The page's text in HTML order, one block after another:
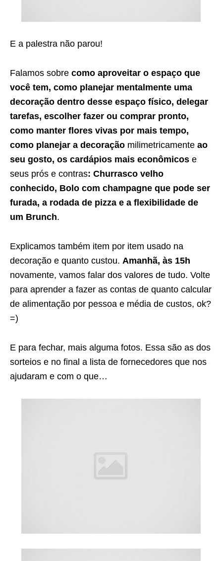
E a palestra não parou!
Falamos sobre como aproveitar o espaço que
você tem, como planejar mentalmente uma
decoração dentro desse espaço físico, delegar
tarefas, escolher fazer ou comprar pronto,
como manter flores vivas por mais tempo,
como planejar a decoração milimetricamente ao
seu gosto, os cardápios mais econômicos e
seus prós e contras: Churrasco velho
conhecido, Bolo com champagne que pode ser
furada, a rodada de pizza e a flexibilidade de
um Brunch.
Explicamos também item por item usado na
decoração e quanto custou. Amanhã, às 15h
novamente, vamos falar dos valores de tudo. Volte
para aprender a fazer as contas de quanto calcular
de alimentação por pessoa e média de custos, ok?
=)
E para fechar, mais alguma fotos. Essa são as dos
sorteios e no final a lista de fornecedores que nos
ajudaram e com o que…